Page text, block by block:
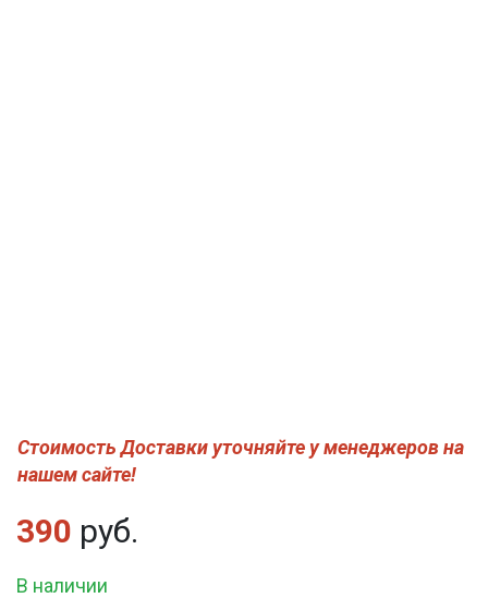
Стоимость Доставки уточняйте у менеджеров на
нашем сайте!
390 руб.
В наличии